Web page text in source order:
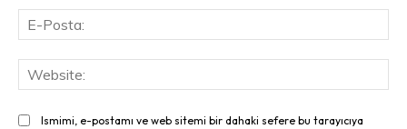
Ismimi, e-postamı ve web sitemi bir dahaki sefere bu tarayıcıya